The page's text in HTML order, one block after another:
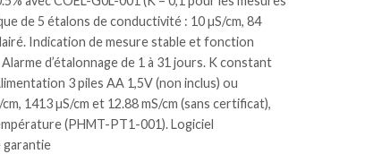
de 5 étalons de conductivité : 10 µS/cm, 84
Indication de mesure stable et fonction
d’étalonnage de 1 à 31 jours. K constant
3 piles AA 1,5V (non inclus) ou
1413 µS/cm et 12.88 mS/cm (sans certificat),
(PHMT-PT1-001). Logiciel
garantie